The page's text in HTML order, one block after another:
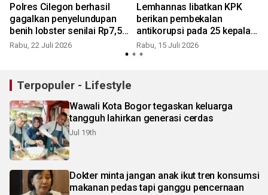
Polres Cilegon berhasil
gagalkan penyelundupan
benih lobster senilai Rp7,5
miliar
Rabu, 22 Juli 2026
Lemhannas libatkan KPK
berikan pembekalan
antikorupsi pada 25 kepala
daerah
Rabu, 15 Juli 2026
Terpopuler - Lifestyle
Wawali Kota Bogor tegaskan keluarga
tangguh lahirkan generasi cerdas
Jul 19th
Dokter minta jangan anak ikut tren konsumsi
makanan pedas tapi ganggu pencernaan